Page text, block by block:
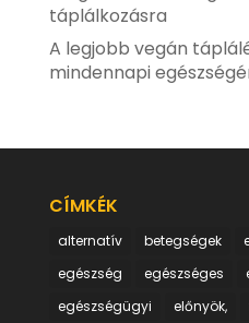
táplálkozásra
A legjobb vegán
mindennapi
CÍMKÉK
alternatív betegségek
egészség
egészséges
egészségügyi
előnyök,